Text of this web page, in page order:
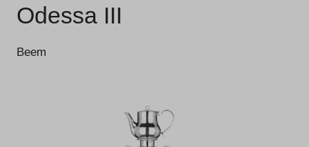
Odessa III
Beem